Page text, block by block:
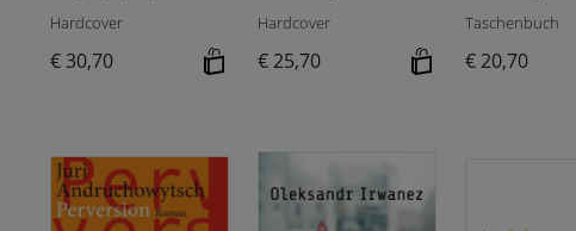
Hardcover
€ 30,70
Hardcover
€ 25,70
Taschenbuch
€ 20,70